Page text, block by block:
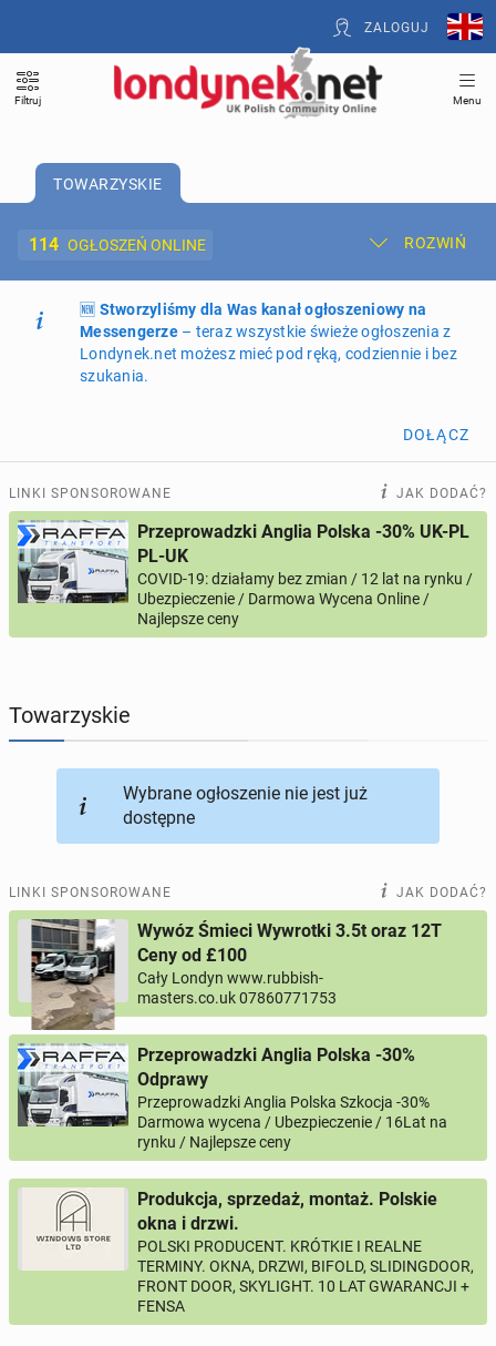
ZALOGUJ
Filtruj Menu
TOWARZYSKIE
114 OGŁOSZEŃ ONLINE ROZWIŃ
Dodaj ogłoszenie Moje ogłoszenia
Oferta i cennik ogłoszeń
ogłoszenia online
PROFILE KANDYDATÓW 290 profili online
USŁUGI 166ogłoszeń online
KUPIĘ & SPRZEDAM
🆕 Stworzyliśmy dla Was kanał ogłoszeniowy na
Messengerze– teraz wszystkie świeże ogłoszenia z
Londynek.net możesz mieć pod ręką, codziennie i bez
szukania.
DOŁĄCZ
LINKI SPONSOROWANE JAK DODAĆ?
Przeprowadzki Anglia Polska -30% UK-PL
PL-UK
COVID-19: działamy bez zmian / 12 lat na rynku /
Ubezpieczenie / Darmowa Wycena Online /
Najlepsze ceny
Towarzyskie
Wybrane ogłoszenie nie jest już
dostępne
LINKI SPONSOROWANE JAK DODAĆ?
Wywóz Śmieci Wywrotki 3.5t oraz 12T
Ceny od £100
Cały Londyn www.rubbish-
masters.co.uk 07860771753
Przeprowadzki Anglia Polska -30%
Odprawy
Przeprowadzki Anglia Polska Szkocja -30%
Darmowa wycena / Ubezpieczenie / 16Lat na
rynku / Najlepsze ceny
Produkcja, sprzedaż, montaż. Polskie
okna i drzwi.
POLSKI PRODUCENT. KRÓTKIE I REALNE
TERMINY. OKNA, DRZWI, BIFOLD, SLIDINGDOOR,
FRONT DOOR, SKYLIGHT. 10 LAT GWARANCJI +
FENSA